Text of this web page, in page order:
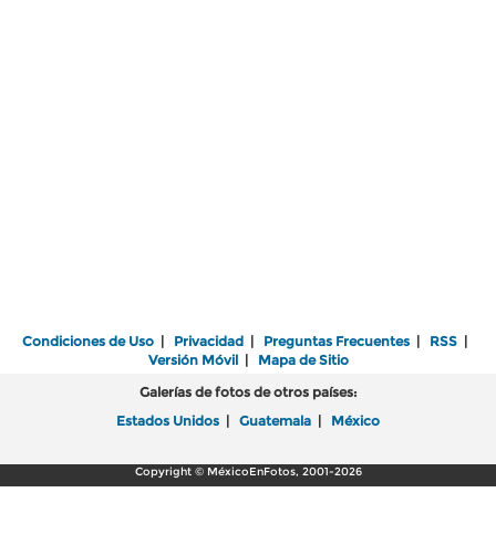
Condiciones de Uso | Privacidad | Preguntas Frecuentes | RSS |
Versión Móvil| Mapa de Sitio
Galerías de fotos de otros países:
Estados Unidos | Guatemala | México
Copyright © MéxicoEnFotos, 2001-2026